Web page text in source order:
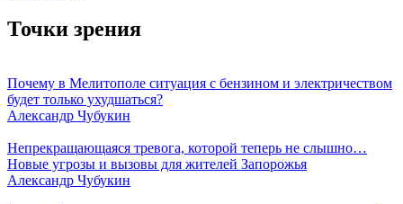
Точки зрения
Почему в Мелитополе ситуация с бензином и электричеством
будет только ухудшаться?
Александр Чубукин
Непрекращающаяся тревога, которой теперь не слышно…
Новые угрозы и вызовы для жителей Запорожья
Александр Чубукин